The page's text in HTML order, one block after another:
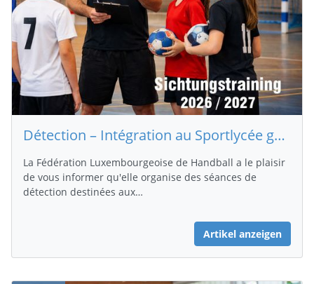
Détection – Intégration au Sportlycée garçons et filles (saison 2026/2027)
La Fédération Luxembourgeoise de Handball a le plaisir
de vous informer qu'elle organise des séances de
détection destinées aux…
Artikel anzeigen